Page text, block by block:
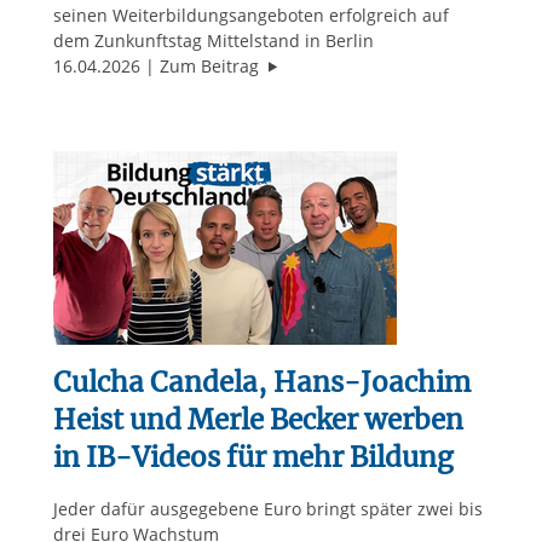
seinen Weiterbildungsangeboten erfolgreich auf
dem Zunkunftstag Mittelstand in Berlin
16.04.2026
Zum Beitrag "„Der entscheidende Rohstoff
Culcha Candela, Hans-Joachim
Heist und Merle Becker werben
in IB-Videos für mehr Bildung
Jeder dafür ausgegebene Euro bringt später zwei bis
drei Euro Wachstum